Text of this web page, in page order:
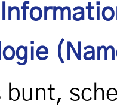
bunt,